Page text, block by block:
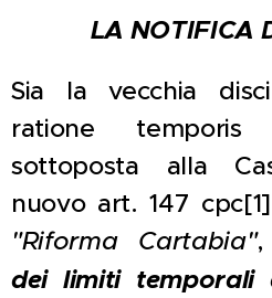
LA NOTIFICA
Sia la vecchia
ratione temporis
sottoposta alla
nuovo art. 147
"Riforma Cartabia",
dei limiti temporali